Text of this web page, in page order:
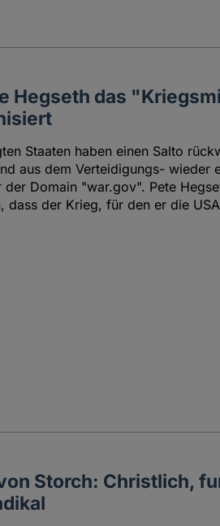
Hegseth das
Staaten haben einen Salto
aus dem Verteidigungs- wieder
der Domain "war.gov". Pete
dass der Krieg, für den er die
Storch: Christlich,